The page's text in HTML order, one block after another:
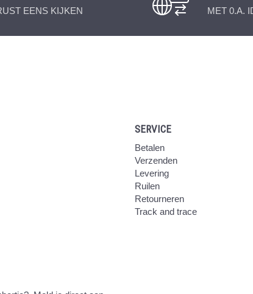
EENS KIJKEN MET 0.A.
SERVICE
Betalen
Verzenden
Levering
Ruilen
Retourneren
Track and trace